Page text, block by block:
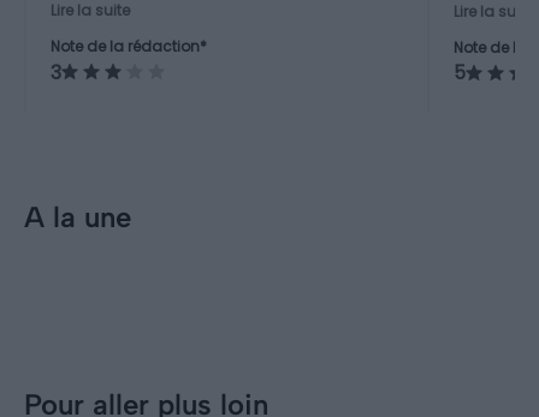
des Princes, mais ce n’est pas une
destination majeure pour les
activités outdoor immersives.
Lire la suite
Note de la rédaction*
3
Bleue, le
Lire la suite
Note de la
5
A la une
Pour aller plus loin